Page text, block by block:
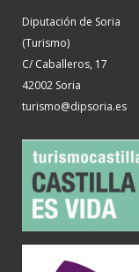
Diputación de Soria
(Turismo)
C/ Caballeros, 17
42002 Soria
turismo@dipsoria.es